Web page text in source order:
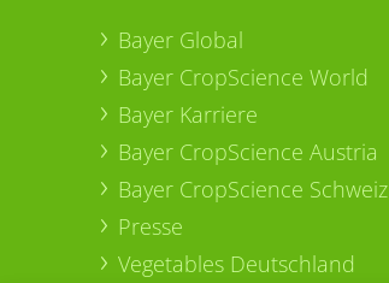
Bayer Global
Bayer CropScience World
Bayer Karriere
Bayer CropScience Austria
Bayer CropScience Schweiz
Presse
Vegetables Deutschland